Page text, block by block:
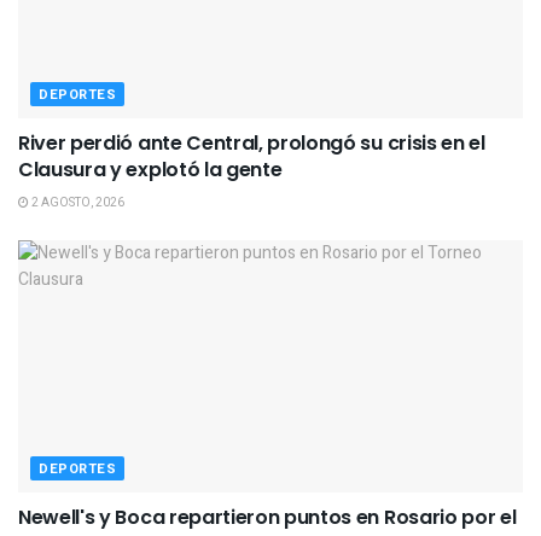
DEPORTES
River perdió ante Central, prolongó su crisis en el
Clausura y explotó la gente
2 AGOSTO, 2026
DEPORTES
Newell's y Boca repartieron puntos en Rosario por el